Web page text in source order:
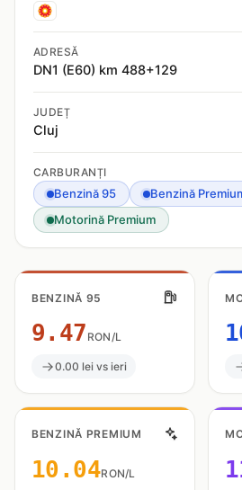
ADRESĂ
DN1 (E60) km 488+129
JUDEȚ
Cluj
CARBURANȚI
Benzină 95 Benzină
Motorină Premium
BENZINĂ 95
9.47 RON/L
0.00 lei vs ieri
BENZINĂ PREMIUM
10.04RON/L